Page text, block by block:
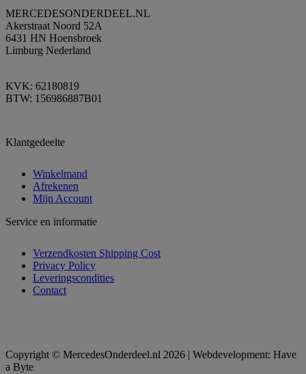
MERCEDESONDERDEEL.NL
Akerstraat Noord 52A
6431 HN Hoensbroek
Limburg Nederland
KVK: 62180819
BTW: 156986887B01
Klantgedeelte
Winkelmand
Afrekenen
Mijn Account
Service en informatie
Verzendkosten Shipping Cost
Privacy Policy
Leveringscondities
Contact
Copyright © MercedesOnderdeel.nl 2026 | Webdevelopment: Have
a Byte